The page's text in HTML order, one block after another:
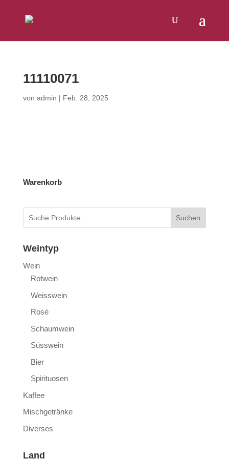
11110071
von admin | Feb. 28, 2025
Warenkorb
Suchen
Weintyp
Wein
Rotwein
Weisswein
Rosé
Schaumwein
Süsswein
Bier
Spirituosen
Kaffee
Mischgetränke
Diverses
Land